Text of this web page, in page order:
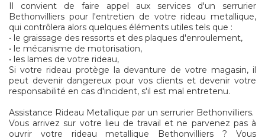
Il convient de faire appel aux services d'un serrurier
Bethonvilliers pour l'entretien de votre rideau metallique,
qui contrôlera alors quelques éléments utiles tels que :
• le graissage des ressorts et des plaques d'enroulement,
• le mécanisme de motorisation,
• les lames de votre rideau,
Si votre rideau protège la devanture de votre magasin, il
peut devenir dangereux pour vos clients et devenir votre
responsabilité en cas d'incident, s'il est mal entretenu.
Assistance Rideau Metallique par un serrurier Bethonvilliers.
Vous arrivez sur votre lieu de travail et ne parvenez pas à
ouvrir votre rideau metallique Bethonvilliers ? Vous